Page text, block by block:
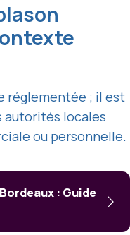
réglementée ; il est
autorités locales
ou personnelle.
: Guide